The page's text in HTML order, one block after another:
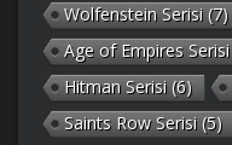
Wolfenstein Serisi (7)
Age of Empires Serisi
Hitman Serisi (6)
Saints Row Serisi (5)